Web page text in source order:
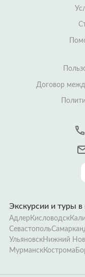
Договор
Экскурсии и туры в
Адлер Кисловодск
Севастополь
УльяновскНижний
МурманскКострома